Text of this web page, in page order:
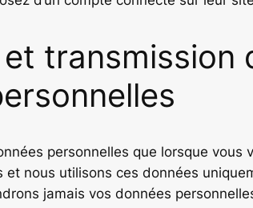
transmission
personnelles que lorsque vous
et nous utilisons ces données
jamais vos données